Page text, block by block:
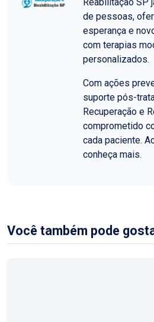
de pessoas,
esperança e
com terapias
personalizados.
Com ações
suporte pós-
Recuperação e
comprometido
cada paciente.
conheça mais.
Você também pode